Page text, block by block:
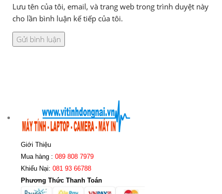
Lưu tên của tôi, email, và trang web trong trình duyệt này
cho lần bình luận kế tiếp của tôi.
Giới Thiệu
Mua hàng : 089 808 7979
Khiếu Nại: 081 93 66788
Phương Thức Thanh Toán